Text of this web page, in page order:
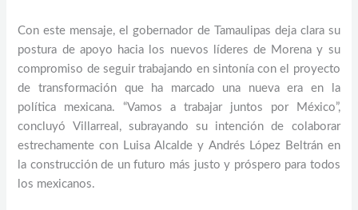
Con este mensaje, el gobernador de Tamaulipas deja clara su
postura de apoyo hacia los nuevos líderes de Morena y su
compromiso de seguir trabajando en sintonía con el proyecto
de transformación que ha marcado una nueva era en la
política mexicana. “Vamos a trabajar juntos por México”,
concluyó Villarreal, subrayando su intención de colaborar
estrechamente con Luisa Alcalde y Andrés López Beltrán en
la construcción de un futuro más justo y próspero para todos
los mexicanos.